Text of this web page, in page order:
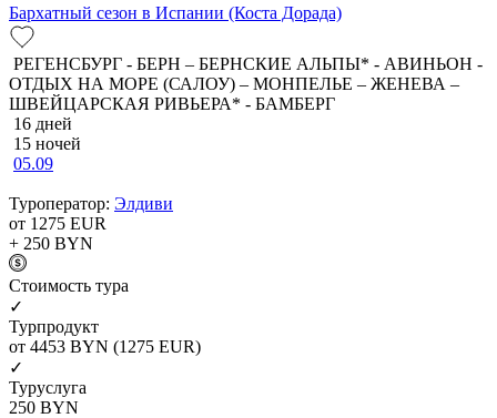
Бархатный сезон в Испании (Коста Дорада)
РЕГЕНСБУРГ - БЕРН – БЕРНСКИЕ АЛЬПЫ* - АВИНЬОН -
ОТДЫХ НА МОРЕ (САЛОУ) – МОНПЕЛЬЕ – ЖЕНЕВА –
ШВЕЙЦАРСКАЯ РИВЬЕРА* - БАМБЕРГ
16 дней
15 ночей
05.09
Туроператор: Элдиви
от 1275 EUR
+ 250 BYN
Cтоимость тура
✓
Турпродукт
от 4453 BYN (1275 EUR)
✓
Туруслуга
250 BYN